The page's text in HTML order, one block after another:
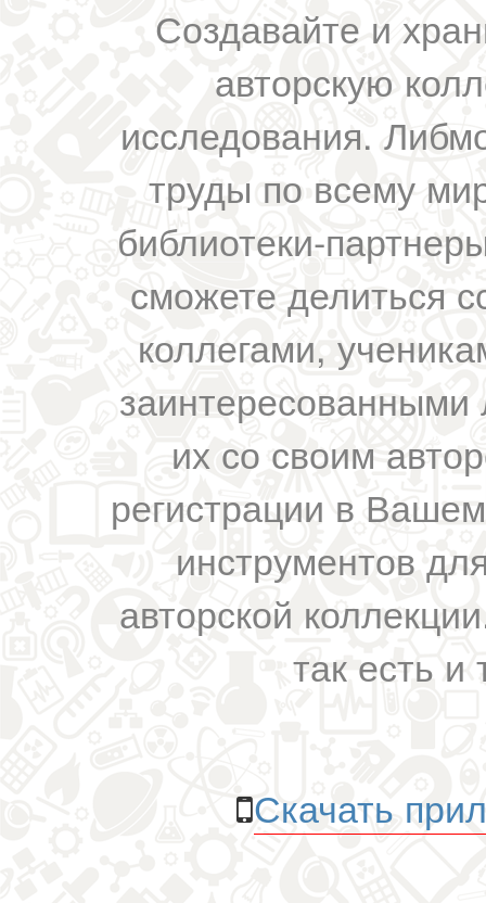
Создавайте и
авторскую
исследования.
труды по всему
библиотеки-
сможете делиться
коллегами,
их со своим
регистрации в
инструментов
авторской
так есть и
Скачать